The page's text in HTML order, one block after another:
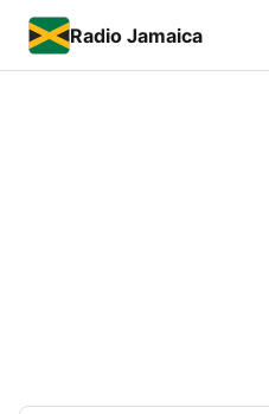
Radio Jamaica